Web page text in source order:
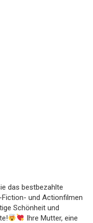
das bestbezahlte
und Actionfilmen
Schönheit und
Ihre Mutter, eine